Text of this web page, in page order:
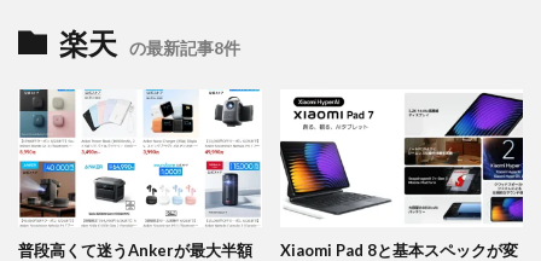
楽天 の最新記事8件
普段高くて迷うAnkerが最大半額
Xiaomi Pad 8と基本スペックが変